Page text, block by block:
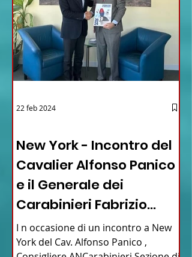
New York - Incontro del
Cavalier Alfonso Panico
e il Generale dei
Carabinieri Fabrizio
Parrulli
I n occasione di un incontro a New
York del Cav. Alfonso Panico ,
22 feb 2024